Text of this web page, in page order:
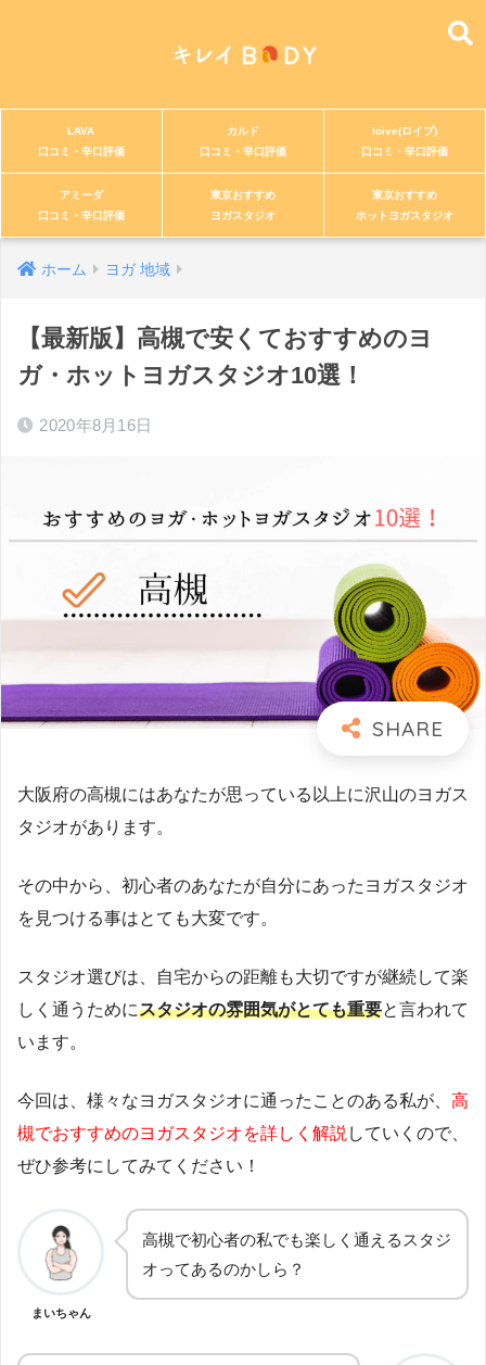
LAVA
口コミ・辛口評価
カルド
口コミ・辛口評価
loive(ロイブ)
口コミ・辛口評価
アミーダ
口コミ・辛口評価
東京おすすめ
ヨガスタジオ
東京おすすめ
ホットヨガスタジオ
ホーム ヨガ 地域
【最新版】高槻で安くておすすめのヨ
ガ・ホットヨガスタジオ10選！
2020年8月16日
大阪府の高槻にはあなたが思っている以上に沢山のヨガス
タジオがあります。
その中から、初心者のあなたが自分にあったヨガスタジオ
を見つける事はとても大変です。
スタジオ選びは、自宅からの距離も大切ですが継続して楽
しく通うためにスタジオの雰囲気がとても重要と言われて
います。
今回は、様々なヨガスタジオに通ったことのある私が、 高
槻でおすすめのヨガスタジオを詳しく解説していくので、
ぜひ参考にしてみてください！
まいちゃん
高槻で初心者の私でも楽しく通えるスタジ
オってあるのかしら？